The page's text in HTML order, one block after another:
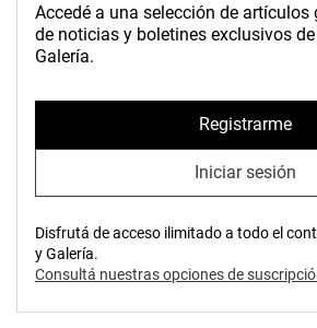
Accedé a una selección de artículos
de noticias y boletines exclusivos
Galería.
Registrarme
Iniciar sesión
Disfrutá de acceso ilimitado a todo el
y Galería.
Consultá nuestras opciones de